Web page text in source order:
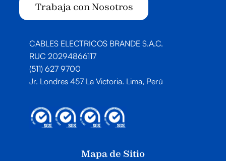
Trabaja con Nosotros
CABLES ELECTRICOS BRANDE S.A.C.
RUC 20294866117
(511) 627 9700
Jr. Londres 457 La Victoria. Lima, Perú
Mapa de Sitio